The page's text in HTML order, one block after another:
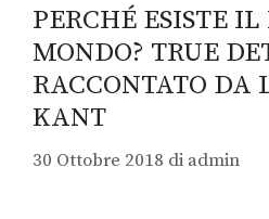
PERCHÉ ESISTE
MONDO? TRUE
RACCONTATO DA
KANT
30 Ottobre 2018 di admin